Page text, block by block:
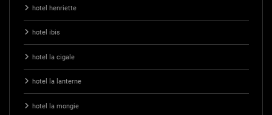
hotel henriette
hotel ibis
hotel la cigale
hotel la lanterne
hotel la mongie